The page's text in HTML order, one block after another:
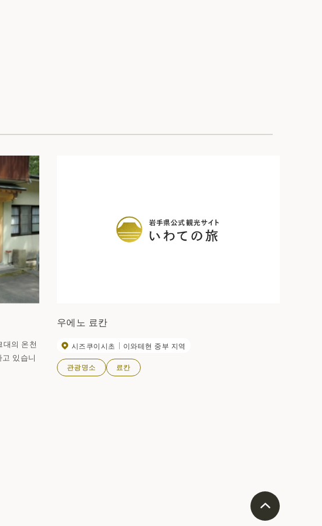
의 온천
있습니
우에노 료칸
시즈쿠이시초 이와테현 중부 지역
관광명소 료칸